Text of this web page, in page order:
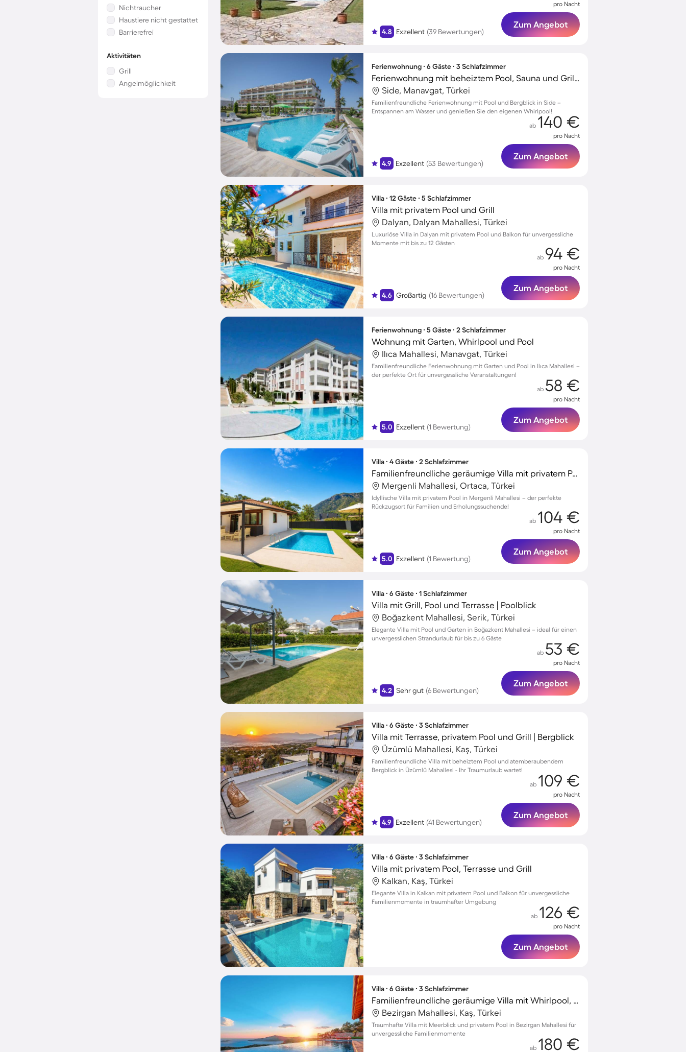
Nichtraucher
Haustiere nicht gestattet
Barrierefrei
Aktivitäten
Grill
Angelmöglichkeit
4.8 Exzellent (39 Bewertungen)
pro Nacht
Zum Angebot
Ferienwohnung ∙ 6 Gäste ∙ 3 Schlafzimmer
Ferienwohnung mit beheiztem Pool, Sauna und Grill | Bergblick | Ideal für Homeoffice
Side, Manavgat, Türkei
Familienfreundliche Ferienwohnung mit Pool und Bergblick in Side –
Entspannen am Wasser und genießen Sie den eigenen Whirlpool!
4.9 Exzellent (53 Bewertungen)
ab 140 €
pro Nacht
Zum Angebot
Villa ∙ 12 Gäste ∙ 5 Schlafzimmer
Villa mit privatem Pool und Grill
Dalyan, Dalyan Mahallesi, Türkei
Luxuriöse Villa in Dalyan mit privatem Pool und Balkon für unvergessliche
Momente mit bis zu 12 Gästen
4.6 Großartig (16 Bewertungen)
ab 94 €
pro Nacht
Zum Angebot
Ferienwohnung ∙ 5 Gäste ∙ 2 Schlafzimmer
Wohnung mit Garten, Whirlpool und Pool
Ilıca Mahallesi, Manavgat, Türkei
Familienfreundliche Ferienwohnung mit Garten und Pool in Ilıca Mahallesi –
der perfekte Ort für unvergessliche Veranstaltungen!
5.0 Exzellent (1 Bewertung)
ab 58 €
pro Nacht
Zum Angebot
Villa ∙ 4 Gäste ∙ 2 Schlafzimmer
Familienfreundliche geräumige Villa mit privatem Pool, Grill und Terrasse
Mergenli Mahallesi, Ortaca, Türkei
Idyllische Villa mit privatem Pool in Mergenli Mahallesi – der perfekte
Rückzugsort für Familien und Erholungssuchende!
5.0 Exzellent (1 Bewertung)
ab 104 €
pro Nacht
Zum Angebot
Villa ∙ 6 Gäste ∙ 1 Schlafzimmer
Villa mit Grill, Pool und Terrasse | Poolblick
Boğazkent Mahallesi, Serik, Türkei
Elegante Villa mit Pool und Garten in Boğazkent Mahallesi – ideal für einen
unvergesslichen Strandurlaub für bis zu 6 Gäste
4.2 Sehr gut (6 Bewertungen)
ab 53 €
pro Nacht
Zum Angebot
Villa ∙ 6 Gäste ∙ 3 Schlafzimmer
Villa mit Terrasse, privatem Pool und Grill | Bergblick
Üzümlü Mahallesi, Kaş, Türkei
Familienfreundliche Villa mit beheiztem Pool und atemberaubendem
Bergblick in Üzümlü Mahallesi - Ihr Traumurlaub wartet!
4.9 Exzellent (41 Bewertungen)
ab 109 €
pro Nacht
Zum Angebot
Villa ∙ 6 Gäste ∙ 3 Schlafzimmer
Villa mit privatem Pool, Terrasse und Grill
Kalkan, Kaş, Türkei
Elegante Villa in Kalkan mit privatem Pool und Balkon für unvergessliche
Familienmomente in traumhafter Umgebung
ab 126 €
pro Nacht
Zum Angebot
Villa ∙ 6 Gäste ∙ 3 Schlafzimmer
Familienfreundliche geräumige Villa mit Whirlpool, Terrasse und Garten | Meerblick
Bezirgan Mahallesi, Kaş, Türkei
Traumhafte Villa mit Meerblick und privatem Pool in Bezirgan Mahallesi für
unvergessliche Familienmomente
ab 180 €